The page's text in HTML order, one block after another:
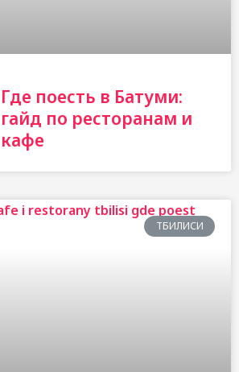
Где поесть в Батуми:
гайд по ресторанам и
кафе
ТБИЛИСИ